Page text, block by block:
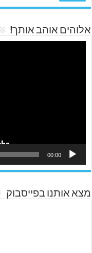
אלוהים אוהב אותך!
00:00
מצא אותנו בפייסבוק